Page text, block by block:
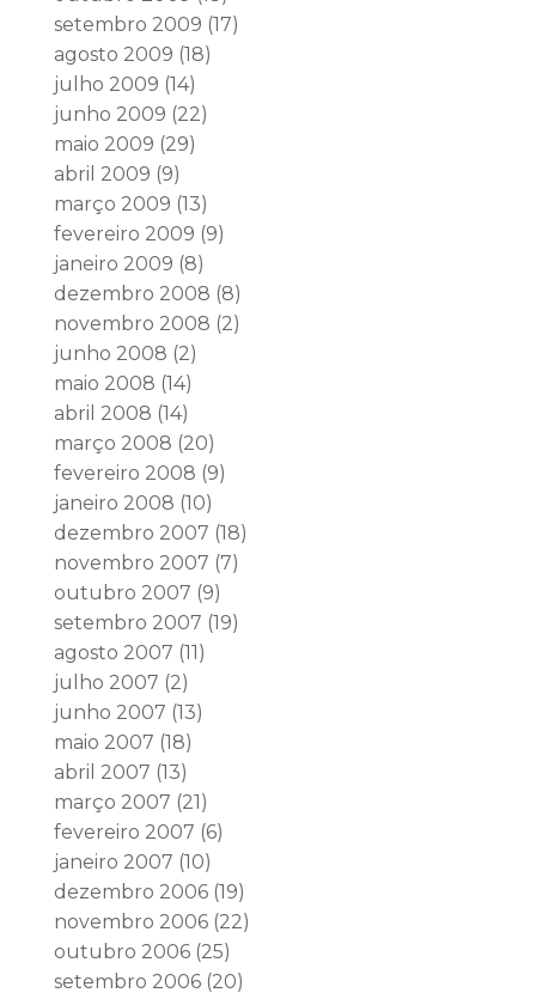
setembro 2009 (17)
agosto 2009 (18)
julho 2009 (14)
junho 2009 (22)
maio 2009 (29)
abril 2009 (9)
março 2009 (13)
fevereiro 2009 (9)
janeiro 2009 (8)
dezembro 2008 (8)
novembro 2008 (2)
junho 2008 (2)
maio 2008 (14)
abril 2008 (14)
março 2008 (20)
fevereiro 2008 (9)
janeiro 2008 (10)
dezembro 2007 (18)
novembro 2007 (7)
outubro 2007 (9)
setembro 2007 (19)
agosto 2007 (11)
julho 2007 (2)
junho 2007 (13)
maio 2007 (18)
abril 2007 (13)
março 2007 (21)
fevereiro 2007 (6)
janeiro 2007 (10)
dezembro 2006(19)
novembro 2006(22)
outubro 2006(25)
setembro 2006(20)